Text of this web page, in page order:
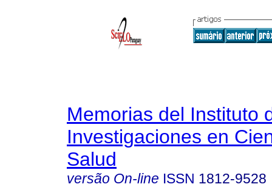
Memorias del Instituto
Investigaciones en
Salud
versão On-line ISSN 1812-9528